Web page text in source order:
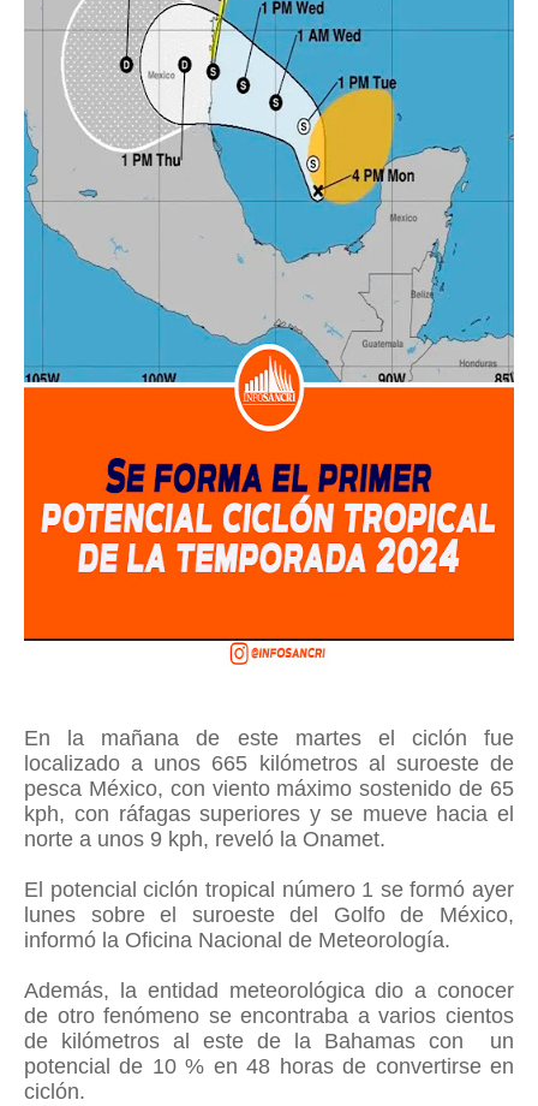
En la mañana de este martes el ciclón fue
localizado a unos 665 kilómetros al suroeste de
pesca México, con viento máximo sostenido de 65
kph, con ráfagas superiores y se mueve hacia el
norte a unos 9 kph, reveló la Onamet.
El potencial ciclón tropical número 1 se formó ayer
lunes sobre el suroeste del Golfo de México,
informó la Oficina Nacional de Meteorología.
Además, la entidad meteorológica dio a conocer
de otro fenómeno se encontraba a varios cientos
de kilómetros al este de la Bahamas con un
potencial de 10 % en 48 horas de convertirse en
ciclón.